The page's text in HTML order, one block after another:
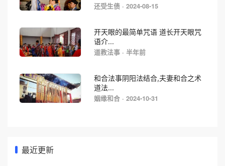
还受生债 · 2024-08-15
开天眼的最简单咒语 道长开天眼咒
语介...
道教法事 · 半年前
和合法事阴阳法结合,夫妻和合之术
道法...
姻缘和合 · 2024-10-31
最近更新